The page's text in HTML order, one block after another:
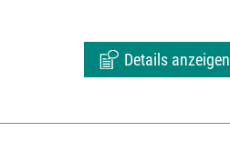
Details anzeigen